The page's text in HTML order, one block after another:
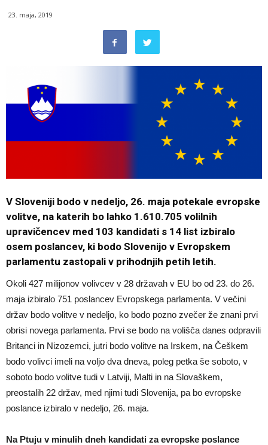
23. maja, 2019
V Sloveniji bodo v nedeljo, 26. maja potekale evropske
volitve, na katerih bo lahko 1.610.705 volilnih
upravičencev med 103 kandidati s 14 list izbiralo
osem poslancev, ki bodo Slovenijo v Evropskem
parlamentu zastopali v prihodnjih petih letih.
Okoli 427 milijonov volivcev v 28 državah v EU bo od 23. do 26.
maja izbiralo 751 poslancev Evropskega parlamenta. V večini
držav bodo volitve v nedeljo, ko bodo pozno zvečer že znani prvi
obrisi novega parlamenta. Prvi se bodo na volišča danes odpravili
Britanci in Nizozemci, jutri bodo volitve na Irskem, na Češkem
bodo volivci imeli na voljo dva dneva, poleg petka še soboto, v
soboto bodo volitve tudi v Latviji, Malti in na Slovaškem,
preostalih 22 držav, med njimi tudi Slovenija, pa bo evropske
poslance izbiralo v nedeljo, 26. maja.
Na Ptuju v minulih dneh kandidati za evropske poslance